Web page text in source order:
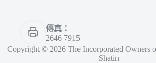
傳真：
2646 7915
Copyright © 2026 The Incorporated Owners
Shatin